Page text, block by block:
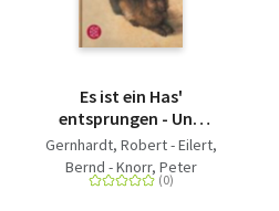
Es ist ein Has'
entsprungen - Und
andere Geschichten
zum Fest
Gernhardt, Robert - Eilert,
Bernd - Knorr, Peter